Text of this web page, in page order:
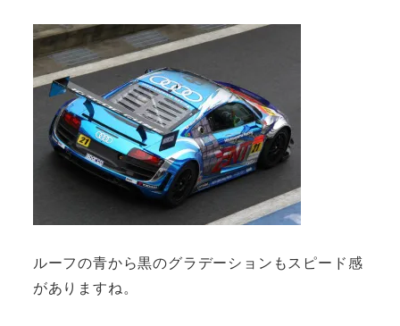
ルーフの青から黒のグラデーションもスピード感
がありますね。